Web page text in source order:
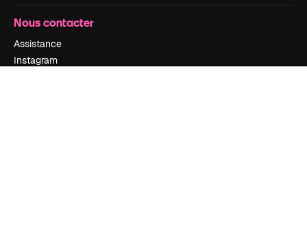
Nous contacter
Assistance
Instagram